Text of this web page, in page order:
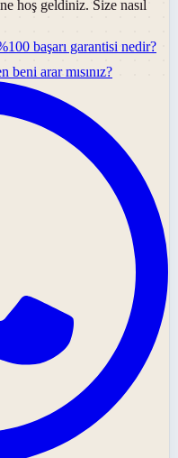
hoş geldiniz. Size nasıl
başarı garantisi nedir?
beni arar mısınız?